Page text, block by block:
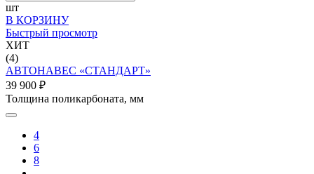
шт
В КОРЗИНУ
Быстрый просмотр
ХИТ
(4)
АВТОНАВЕС «СТАНДАРТ»
39 900 ₽
Толщина поликарбоната, мм
4
6
8